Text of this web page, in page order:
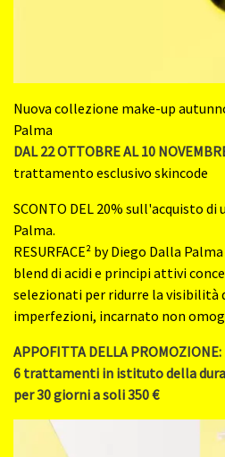
Nuova collezione make-up
Palma
DAL 22 OTTOBRE AL 10
trattamento esclusivo skincode
SCONTO DEL 20% sull'acquisto
Palma.
RESURFACE² by Diego Dalla
blend di acidi e principi attivi
selezionati per ridurre la visibilità
imperfezioni, incarnato non
APPOFITTA DELLA PROMOZIONE:
6 trattamenti in istituto della
per 30 giorni a soli 350 €